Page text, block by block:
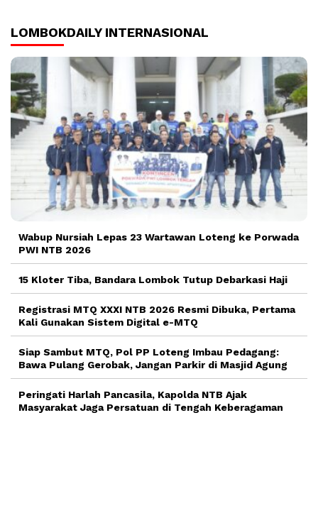
LOMBOKDAILY INTERNASIONAL
Wabup Nursiah Lepas 23 Wartawan Loteng ke Porwada
PWI NTB 2026
15 Kloter Tiba, Bandara Lombok Tutup Debarkasi Haji
Registrasi MTQ XXXI NTB 2026 Resmi Dibuka, Pertama
Kali Gunakan Sistem Digital e-MTQ
Siap Sambut MTQ, Pol PP Loteng Imbau Pedagang:
Bawa Pulang Gerobak, Jangan Parkir di Masjid Agung
Peringati Harlah Pancasila, Kapolda NTB Ajak
Masyarakat Jaga Persatuan di Tengah Keberagaman